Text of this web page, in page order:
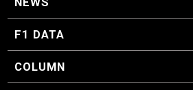
F1 ニュース
F1 DATA
F1 日程
F1 データ
COLUMN